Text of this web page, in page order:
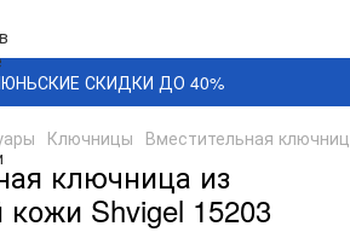
СКИДКИ ДО 40%
Ключницы Вместительная
ключница из
кожи Shvigel 15203